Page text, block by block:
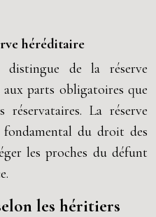
héréditaire
de la réserve
parts obligatoires que
La réserve
du droit des
les proches du défunt
les héritiers